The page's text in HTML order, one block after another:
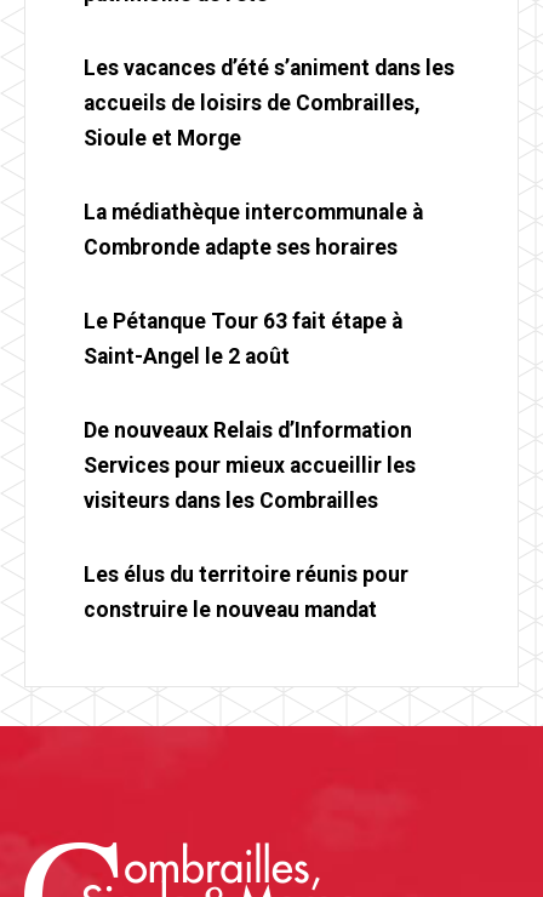
Les vacances d’été s’animent dans les
accueils de loisirs de Combrailles,
Sioule et Morge
La médiathèque intercommunale à
Combronde adapte ses horaires
Le Pétanque Tour 63 fait étape à
Saint-Angel le 2 août
De nouveaux Relais d’Information
Services pour mieux accueillir les
visiteurs dans les Combrailles
Les élus du territoire réunis pour
construire le nouveau mandat